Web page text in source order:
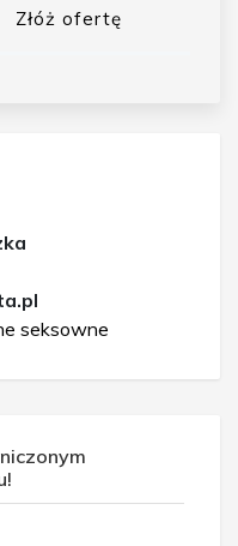
Złóż ofertę
seksowne